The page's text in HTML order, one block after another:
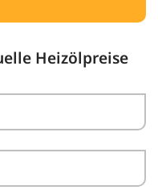
Heizölpreise